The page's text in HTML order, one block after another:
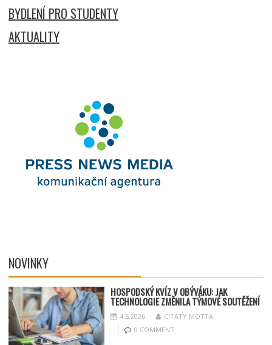
BYDLENÍ PRO STUDENTY
AKTUALITY
NOVINKY
HOSPODSKÝKVÍZ V OBÝVÁKU: JAK
TECHNOLOGIE ZMĚNILA TÝMOVÉ SOUTĚŽENÍ
4.5.2026
CITATY MOTTA
0 COMMENT